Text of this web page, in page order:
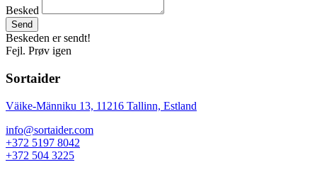
Besked
Send
Beskeden er sendt!
Fejl. Prøv igen
Sortaider
Väike-Männiku 13, 11216 Tallinn, Estland
info@sortaider.com
+372 5197 8042
+372 504 3225